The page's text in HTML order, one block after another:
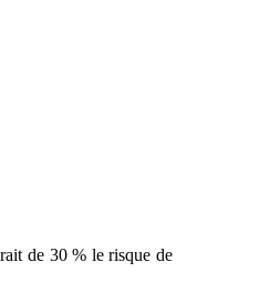
de 30 % le risque de